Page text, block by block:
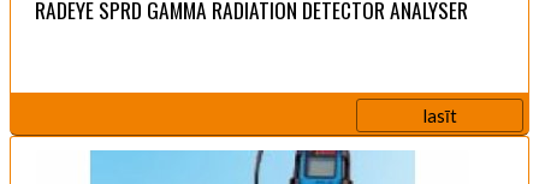
RADEYE SPRD GAMMA RADIATION DETECTOR ANALYSER
lasīt